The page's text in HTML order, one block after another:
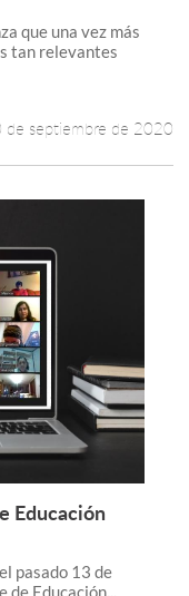
que una vez más
tan relevantes
de septiembre de 2020
Leer más +
Educación
pasado 13 de
de Educación...